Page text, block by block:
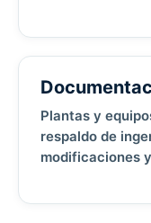
Plantas y
respaldo de
modificaciones